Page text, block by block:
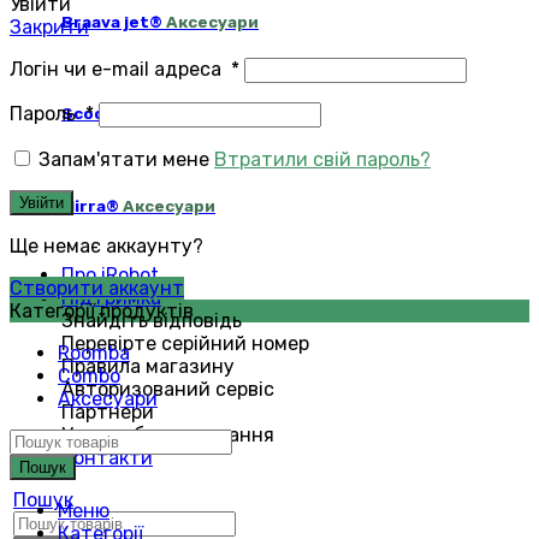
Braava jet® Аксесуари
Scooba®
Mirra® Аксесуари
Про iRobot
Підтримка
Знайдіть відповідь
Перевірте серійний номер
Правила магазину
Авторизований сервіс
Партнери
Умови обслуговування
Контакти
Пошук
Закрити
Логін чи e-mail адреса *
Пароль*
Запам'ятати мене Втратили свій пароль?
Увійти
Ще немає аккаунту?
Створити аккаунт
Категорії продуктів
Roomba
Combo
Аксесуари
Пошук
Меню
Категорії